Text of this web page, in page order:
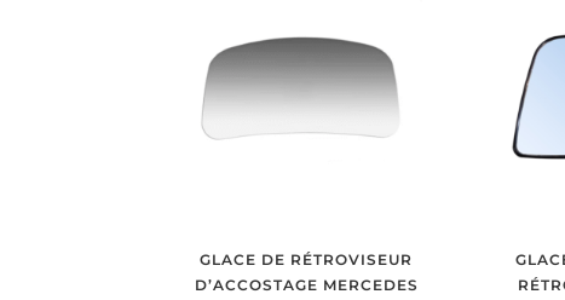
GLACE DE RÉTROVISEUR
D’ACCOSTAGE MERCEDES